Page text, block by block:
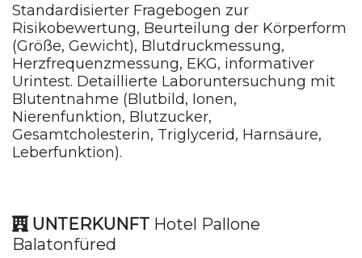
Standardisierter Fragebogen zur
Risikobewertung, Beurteilung der Körperform
(Größe, Gewicht), Blutdruckmessung,
Herzfrequenzmessung, EKG, informativer
Urintest. Detaillierte Laboruntersuchung mit
Blutentnahme (Blutbild, Ionen,
Nierenfunktion, Blutzucker,
Gesamtcholesterin, Triglycerid, Harnsäure,
Leberfunktion).
UNTERKUNFT Hotel Pallone
Balatonfüred